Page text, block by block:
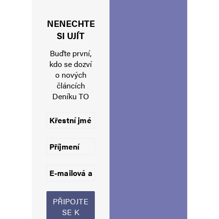
Tlustý čecháčkovci
22. 12. 2024 (18:03)
Eman Uchelka psitomio shilerhranol
rasndorf zheb
Karel
NENECHTE
SI UJÍT
Buďte první,
kdo se dozví
o nových
článcích
Deníku TO